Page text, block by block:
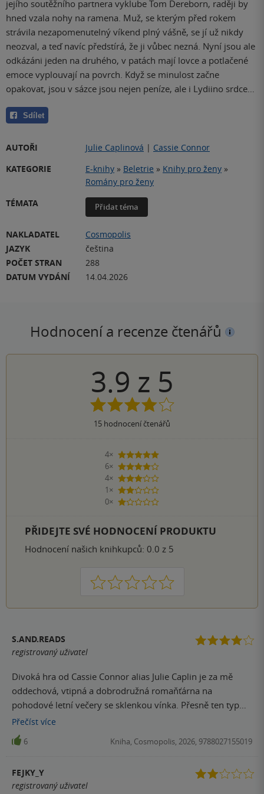
jejího soutěžního partnera vyklube Tom Dereborn, raději by
hned vzala nohy na ramena. Muž, se kterým před rokem
strávila nezapomenutelný víkend plný vášně, se jí už nikdy
neozval, a teď navíc předstírá, že ji vůbec nezná. Nyní jsou ale
odkázáni jeden na druhého, v patách mají lovce a potlačené
emoce vyplouvají na povrch. Když se minulost začne
opakovat, jsou v sázce jsou nejen peníze, ale i Lydiino srdce…
Sdílet
AUTOŘI Julie Caplinová | Cassie Connor
KATEGORIE
E-knihy » Beletrie » Knihy pro ženy »
Romány pro ženy
TÉMATA
Přidat téma
NAKLADATEL
Cosmopolis
JAZYK
čeština
POČET STRAN
288
DATUM VYDÁNÍ
14.04.2026
Hodnocení a recenze čtenářů
3.9 z 5
15 hodnocení čtenářů
4×
5 hvězdiček
6×
4 hvězdičky
4×
3 hvězdičky
1×
2 hvězdičky
0×
1 hvezdička
PŘIDEJTE SVÉ HODNOCENÍ PRODUKTU
Hodnocení našich knihkupců: 0.0 z 5
1 2 3 4 5
S.AND.READS
registrovaný uživatel
Divoká hra od Cassie Connor alias Julie Caplin je za mě
oddechová, vtipná a dobrodružná romaňťárna na
pohodové letní večery se sklenkou vínka. Přesně ten typ
nenáročné knihy, díky které vypneš mozek a nezahltíš
hlavu šílenými zápletkami nebo extra ero scénami. Četl/a
jsi něco, co tě úplně rozhodilo nebo máš čtecí krizi? Tak
začátku knihy jsem mezi hlavními postavami cítila
hmatatelnou chemii tak na trojčičku Lydia a Tom jsou
Přečíst více
6 Kniha, Cosmopolis, 2026, 9788027155019
FEJKY_Y
registrovaný uživatel